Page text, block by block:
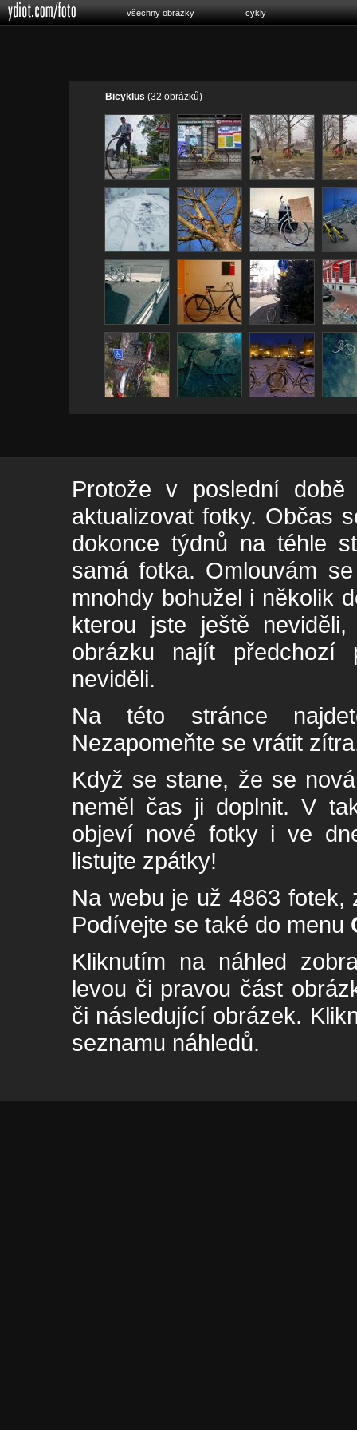
všechny obrázky cykly
Bicyklus (32 obrázků)
Protože v poslední
aktualizovat fotky. Občas
dokonce týdnů na téhle
samá fotka. Omlouvám
mnohdy bohužel i několik
kterou jste ještě
obrázku najít
neviděli.
Na této stránce
Nezapomeňte se vrátit
Když se stane, že se
neměl čas ji doplnit. V
objeví nové fotky i ve
listujte zpátky!
Na webu je už 4863
Podívejte se také do menu
Kliknutím na náhled
levou či pravou část
či následující obrázek.
seznamu náhledů.